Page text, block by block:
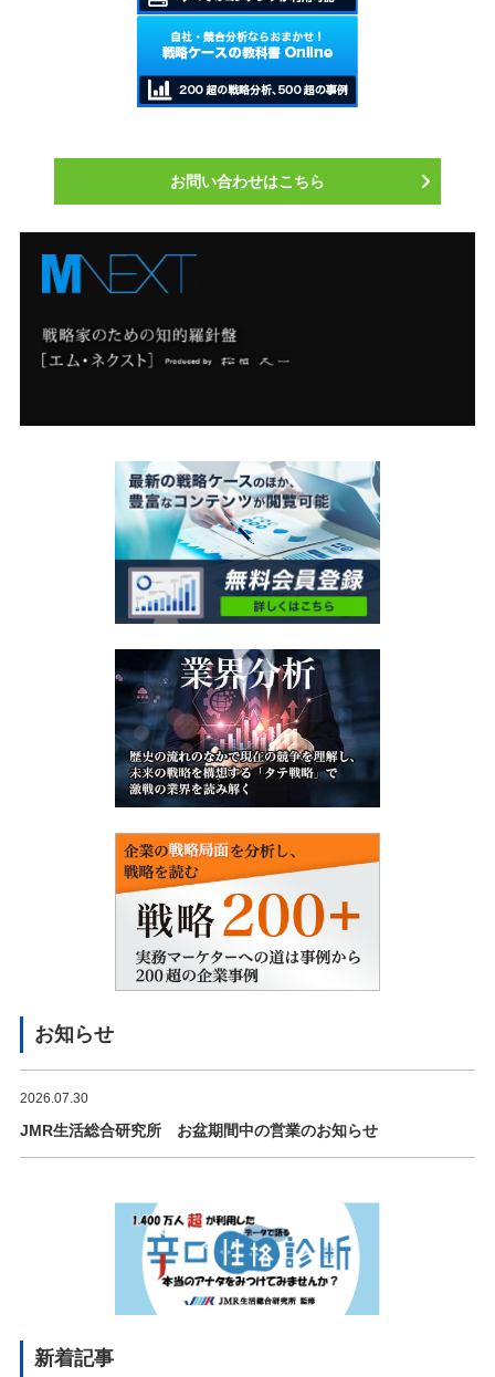
お問い合わせはこちら
お知らせ
2026.07.30
JMR生活総合研究所 お盆期間中の営業のお知らせ
新着記事